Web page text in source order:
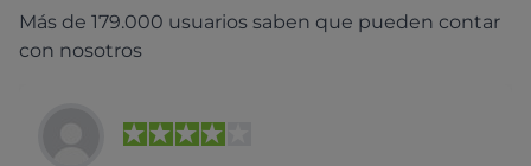
Más de 179.000 usuarios saben que pueden contar
con nosotros